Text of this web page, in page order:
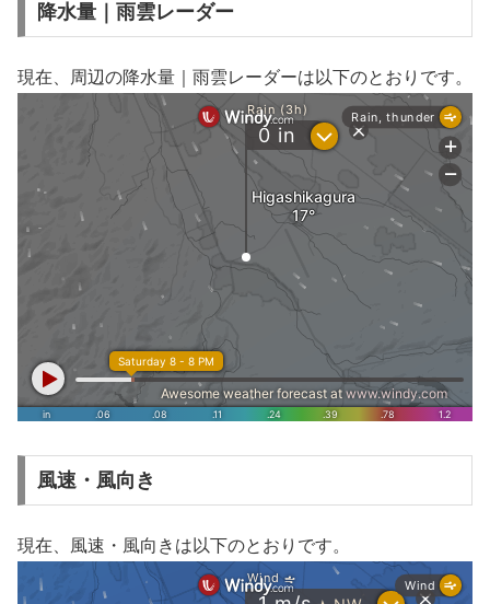
降水量｜雨雲レーダー
現在、周辺の降水量｜雨雲レーダーは以下のとおりです。
風速・風向き
現在、風速・風向きは以下のとおりです。